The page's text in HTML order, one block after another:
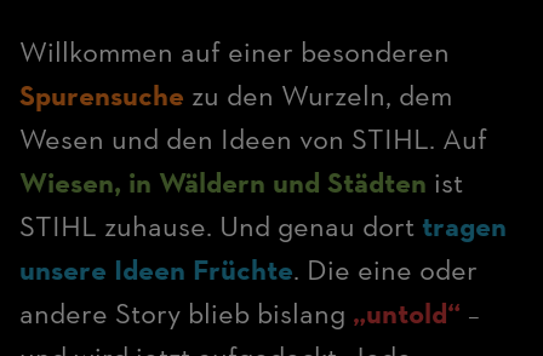
Willkommen auf einer besonderen
Spurensuche zu den Wurzeln, dem
Wesen und den Ideen von STIHL. Auf
Wiesen, in Wäldern und Städten ist
STIHL zuhause. Und genau dort tragen
unsere Ideen Früchte. Die eine oder
andere Story blieb bislang „untold“ –